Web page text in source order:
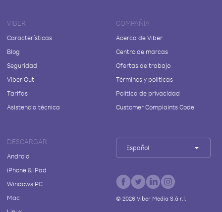
VIBER
Características
Blog
Seguridad
Viber Out
Tarifas
Asistencia técnica
COMPAÑÍA
Acerca de Viber
Centro de marcas
Ofertas de trabajo
Términos y políticas
Política de privacidad
Customer Complaints Code
DESCARGAR
Android
iPhone & iPad
Windows PC
Mac
Español
© 2026Viber Media S.à r.l.